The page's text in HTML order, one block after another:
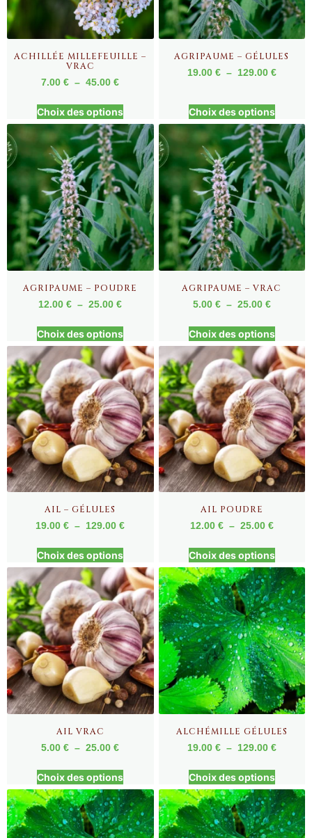
ACHILLÉE MILLEFEUILLE –
VRAC
7.00€ – 45.00€
Choix des options
AGRIPAUME – GÉLULES
19.00 € – 129.00 €
Choix des options
AGRIPAUME – POUDRE
12.00€ – 25.00€
Choix des options
AGRIPAUME – VRAC
5.00 € – 25.00 €
Choix des options
AIL – GÉLULES
19.00€ – 129.00€
Choix des options
AIL POUDRE
12.00 € – 25.00 €
Choix des options
AIL VRAC
5.00€ – 25.00€
Choix des options
ALCHÉMILLE GÉLULES
19.00 € – 129.00 €
Choix des options